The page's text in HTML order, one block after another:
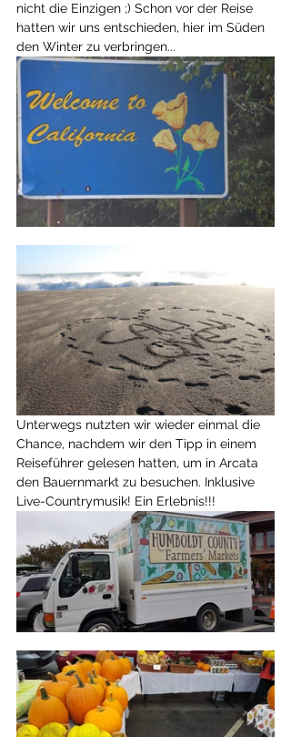
nicht die Einzigen ;) Schon vor der Reise
hatten wir uns entschieden, hier im Süden
den Winter zu verbringen...
Unterwegs nutzten wir wieder einmal die
Chance, nachdem wir den Tipp in einem
Reiseführer gelesen hatten, um in Arcata
den Bauernmarkt zu besuchen. Inklusive
Live-Countrymusik! Ein Erlebnis!!!